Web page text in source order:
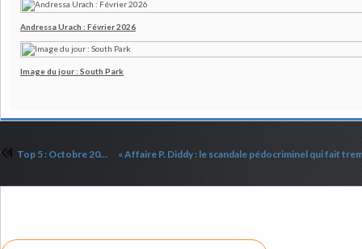
Andressa Urach : Février 2026
Image du jour : South Park
Top 5 : Octobre 2024